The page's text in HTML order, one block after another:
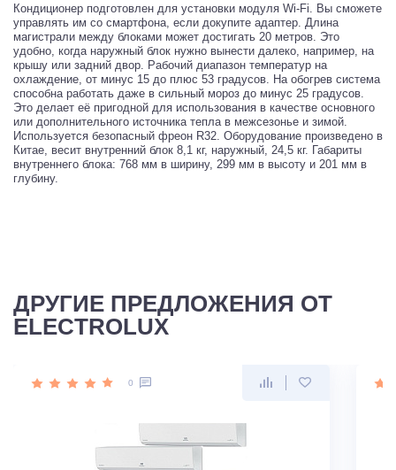
Кондиционер подготовлен для установки модуля Wi-Fi. Вы сможете
управлять им со смартфона, если докупите адаптер. Длина
магистрали между блоками может достигать 20 метров. Это
удобно, когда наружный блок нужно вынести далеко, например, на
крышу или задний двор. Рабочий диапазон температур на
охлаждение, от минус 15 до плюс 53 градусов. На обогрев система
способна работать даже в сильный мороз до минус 25 градусов.
Это делает её пригодной для использования в качестве основного
или дополнительного источника тепла в межсезонье и зимой.
Используется безопасный фреон R32. Оборудование произведено в
Китае, весит внутренний блок 8,1 кг, наружный, 24,5 кг. Габариты
внутреннего блока: 768 мм в ширину, 299 мм в высоту и 201 мм в
глубину.
ДРУГИЕ ПРЕДЛОЖЕНИЯ ОТ
ELECTROLUX
0